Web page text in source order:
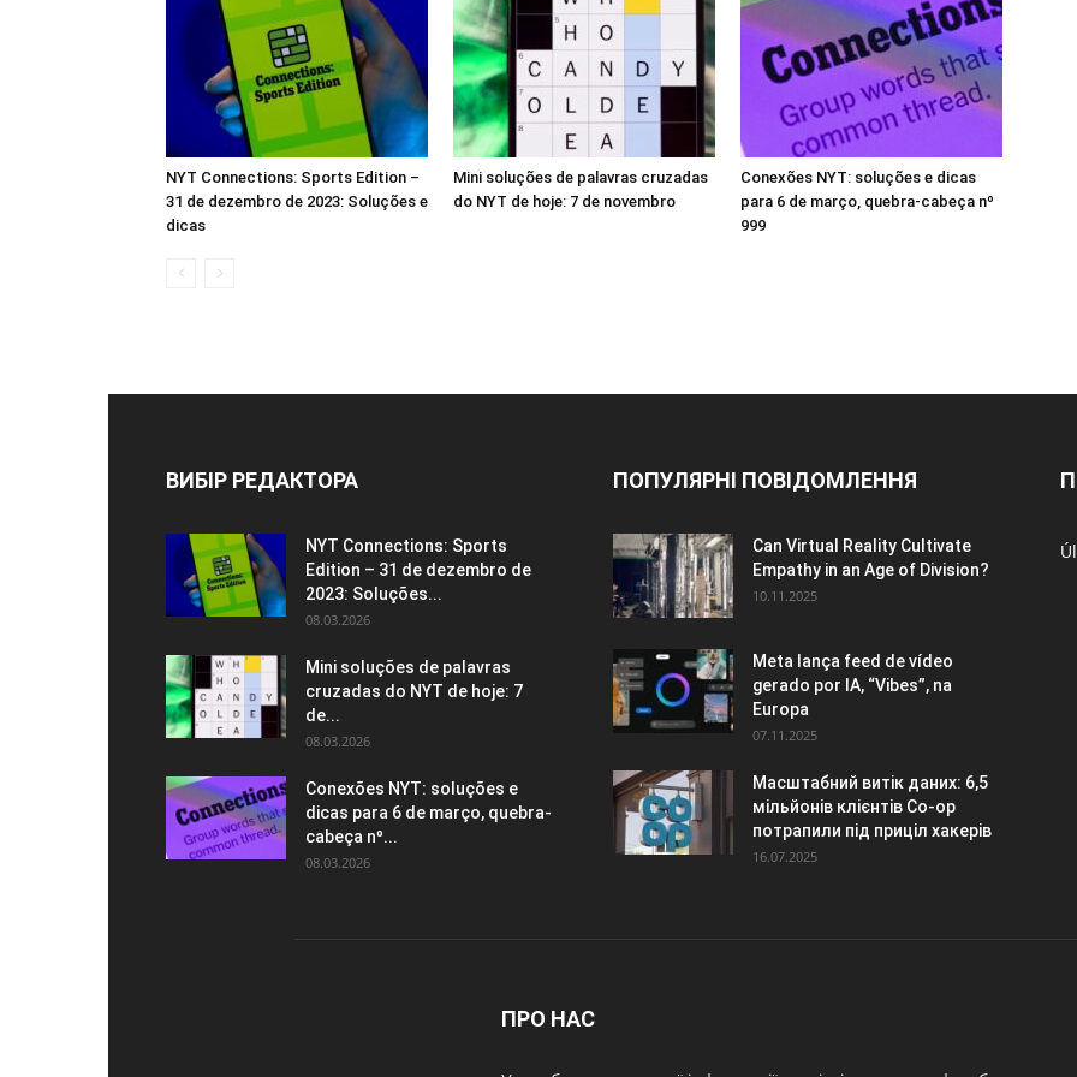
NYT Connections: Sports Edition –
31 de dezembro de 2023: Soluções e
dicas
Mini soluções de palavras cruzadas
do NYT de hoje: 7 de novembro
Conexões NYT: soluções e dicas
para 6 de março, quebra-cabeça nº
999
ВИБІР РЕДАКТОРА
NYT Connections: Sports
Edition – 31 de dezembro de
2023: Soluções...
08.03.2026
Mini soluções de palavras
cruzadas do NYT de hoje: 7
de...
08.03.2026
Conexões NYT: soluções e
dicas para 6 de março, quebra-
cabeça nº...
08.03.2026
ПОПУЛЯРНІ ПОВІДОМЛЕННЯ
Can Virtual Reality Cultivate
Empathy in an Age of Division?
10.11.2025
Meta lança feed de vídeo
gerado por IA, “Vibes”, na
Europa
07.11.2025
Масштабний витік даних: 6,5
мільйонів клієнтів Co-op
потрапили під приціл хакерів
16.07.2025
ПРО НАС